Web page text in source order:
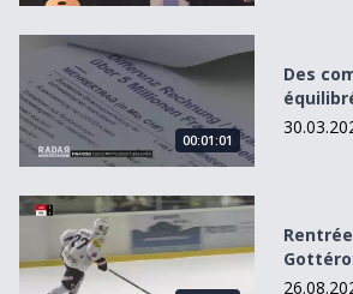
Des comptes 2021 équilibrés
00:01:01
Des
Rentrée réussie pour Gottéron